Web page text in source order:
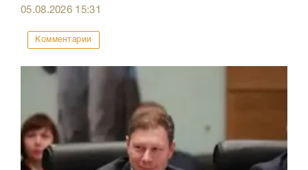
05.08.2026 15:31
Комментарии